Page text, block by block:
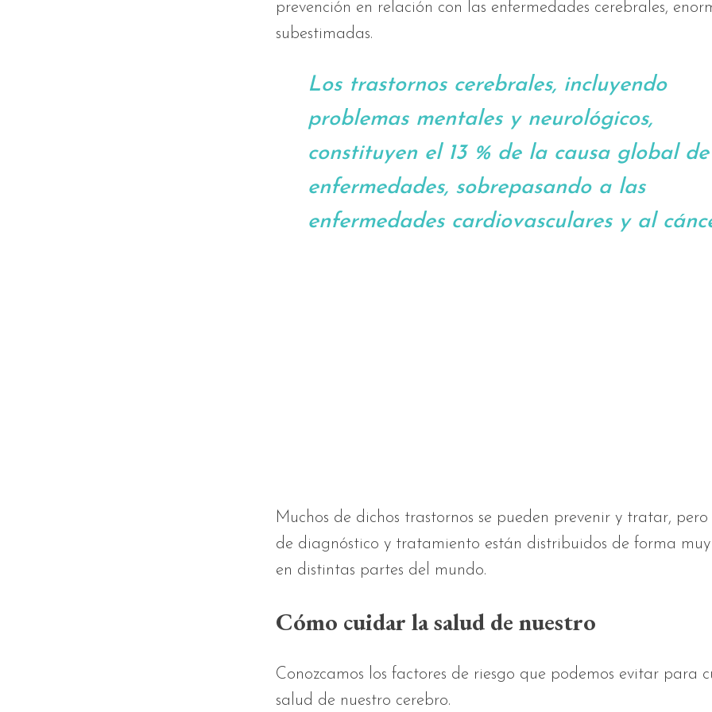
prevención en relación con las enfermedades cerebrales,
subestimadas.
Los trastornos cerebrales, incluyendo
problemas mentales y neurológicos,
constituyen el 13 % de la causa global de
enfermedades, sobrepasando a las
enfermedades cardiovasculares y al
Muchos de dichos trastornos se pueden prevenir y tratar, pero
de diagnóstico y tratamiento están distribuidos de forma muy
en distintas partes del mundo.
Cómo cuidar la salud de nuestro
Conozcamos los factores de riesgo que podemos evitar para
salud de nuestro cerebro.